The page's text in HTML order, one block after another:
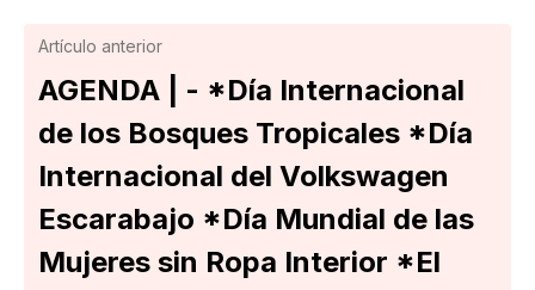
Artículo anterior
AGENDA | - *Día Internacional
de los Bosques Tropicales *Día
Internacional del Volkswagen
Escarabajo *Día Mundial de las
Mujeres sin Ropa Interior *El